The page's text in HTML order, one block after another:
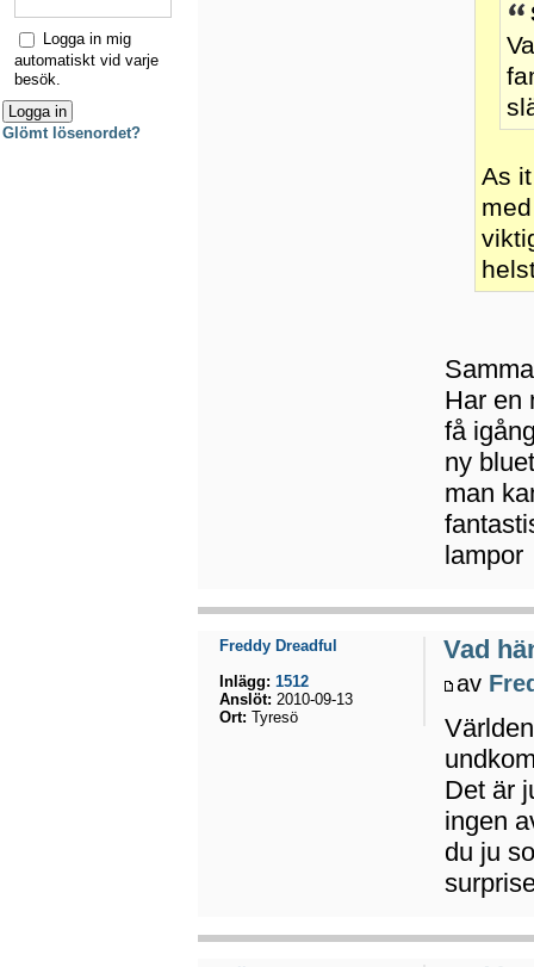
As
Har en
få
ny
man
lampor
Vad
av
Det är
ingen
du ju
Freddy Dreadful
Inlägg: 1512
Anslöt: 2010-09-13
Ort: Tyresö
Logga in mig
automatiskt vid varje
besök.
Glömt lösenordet?